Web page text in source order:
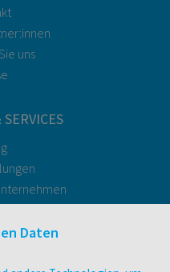
uns
druckt.
Daten